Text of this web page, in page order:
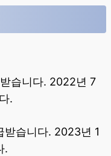
습니다. 2022년 7
.
습니다. 2023년 1
.